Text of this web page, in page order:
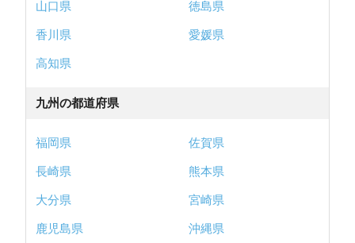
山口県
徳島県
香川県
愛媛県
高知県
九州の都道府県
福岡県
佐賀県
長崎県
熊本県
大分県
宮崎県
鹿児島県
沖縄県